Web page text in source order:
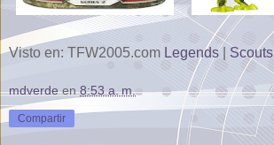
Visto en: TFW2005.com Legends| Scouts
mdverde en8:53 a. m.
Compartir